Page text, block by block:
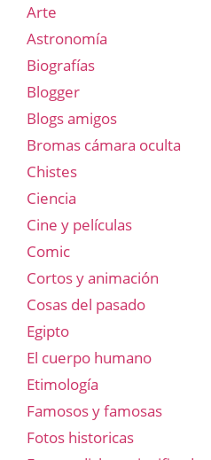
Arte
Astronomía
Biografías
Blogger
Blogs amigos
Bromas cámara oculta
Chistes
Ciencia
Cine y películas
Comic
Cortos y animación
Cosas del pasado
Egipto
El cuerpo humano
Etimología
Famosos y famosas
Fotos historicas